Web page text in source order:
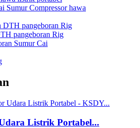
Sumur Compressor hawa
DTH pangeboran Rig
pangeboran Rig
Sumur Cai
Listrik Portabel...